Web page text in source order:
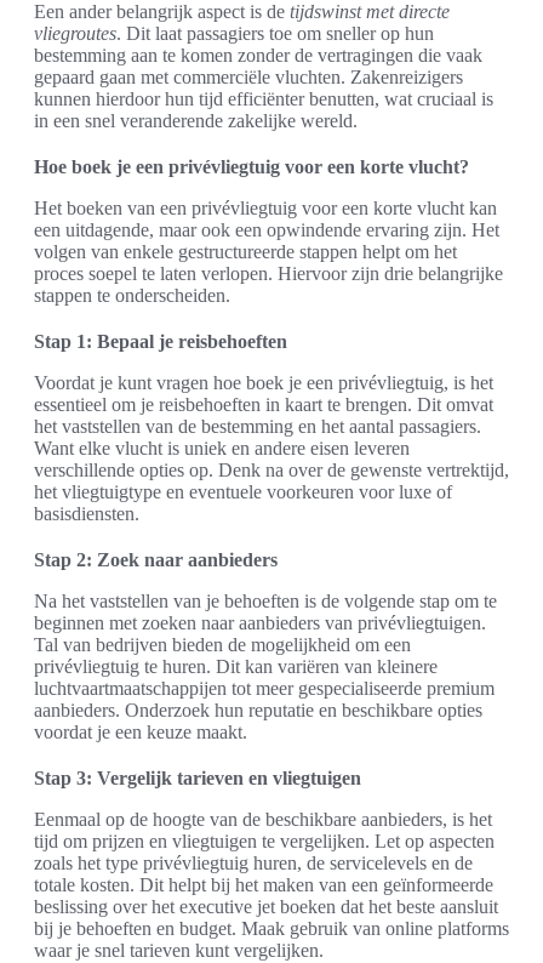
Een ander belangrijk aspect is de tijdswinst met directe
vliegroutes. Dit laat passagiers toe om sneller op hun
bestemming aan te komen zonder de vertragingen die vaak
gepaard gaan met commerciële vluchten. Zakenreizigers
kunnen hierdoor hun tijd efficiënter benutten, wat cruciaal is
in een snel veranderende zakelijke wereld.
Hoe boek je een privévliegtuig voor een korte vlucht?
Het boeken van een privévliegtuig voor een korte vlucht kan
een uitdagende, maar ook een opwindende ervaring zijn. Het
volgen van enkele gestructureerde stappen helpt om het
proces soepel te laten verlopen. Hiervoor zijn drie belangrijke
stappen te onderscheiden.
Stap 1: Bepaal je reisbehoeften
Voordat je kunt vragen hoe boek je een privévliegtuig, is het
essentieel om je reisbehoeften in kaart te brengen. Dit omvat
het vaststellen van de bestemming en het aantal passagiers.
Want elke vlucht is uniek en andere eisen leveren
verschillende opties op. Denk na over de gewenste vertrektijd,
het vliegtuigtype en eventuele voorkeuren voor luxe of
basisdiensten.
Stap 2: Zoek naar aanbieders
Na het vaststellen van je behoeften is de volgende stap om te
beginnen met zoeken naar aanbieders van privévliegtuigen.
Tal van bedrijven bieden de mogelijkheid om een
privévliegtuig te huren. Dit kan variëren van kleinere
luchtvaartmaatschappijen tot meer gespecialiseerde premium
aanbieders. Onderzoek hun reputatie en beschikbare opties
voordat je een keuze maakt.
Stap 3: Vergelijk tarieven en vliegtuigen
Eenmaal op de hoogte van de beschikbare aanbieders, is het
tijd om prijzen en vliegtuigen te vergelijken. Let op aspecten
zoals het type privévliegtuig huren, de servicelevels en de
totale kosten. Dit helpt bij het maken van een geïnformeerde
beslissing over het executive jet boeken dat het beste aansluit
bij je behoeften en budget. Maak gebruik van online platforms
waar je snel tarieven kunt vergelijken.